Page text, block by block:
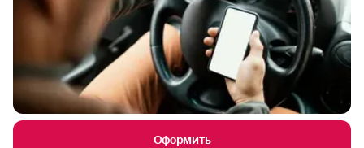
Оформить